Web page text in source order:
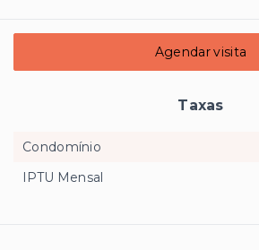
Agendar visita
Taxas
Condomínio
IPTU Mensal